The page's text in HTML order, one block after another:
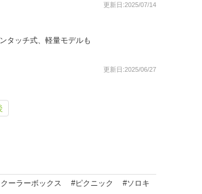
更新日:2025/07/14
タッチ式、軽量モデルも
更新日:2025/06/27
ーラーボックス #ピクニック
#ソロキ